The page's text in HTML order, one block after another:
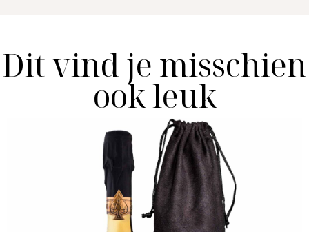
Dit vind je misschien
ook leuk